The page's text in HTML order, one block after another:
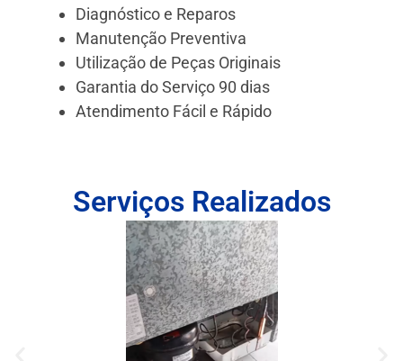
Diagnóstico e Reparos
Manutenção Preventiva
Utilização de Peças Originais
Garantia do Serviço 90 dias
Atendimento Fácil e Rápido
Serviços Realizados